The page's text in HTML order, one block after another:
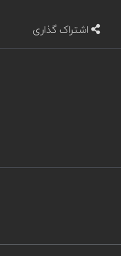
اشتراک گذاری